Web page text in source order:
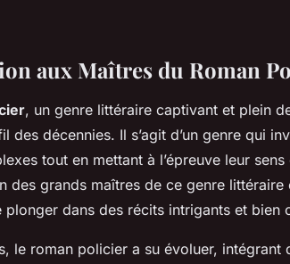
aux Maîtres du Roman
, un genre littéraire captivant et plein
des décennies. Il s’agit d’un genre qui
tout en mettant à l’épreuve leur
des grands maîtres de ce genre
plonger dans des récits intrigants et bien
le roman policier a su évoluer, intégrant